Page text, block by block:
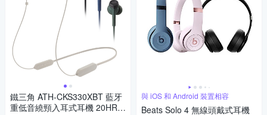
鐵三角 ATH-CKS330XBT 藍牙
重低音繞頸入耳式耳機 20HR續
與 iOS 和 Android 裝置相容
Beats Solo 4 無線頭戴式耳機